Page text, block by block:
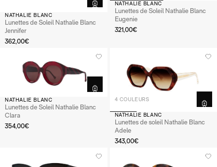
NATHALIE BLANC
Lunettes de Soleil Nathalie Blanc
Jennifer
362,00€
NATHALIE BLANC
Lunettes de Soleil Nathalie Blanc
Eugenie
321,00€
NATHALIE BLANC
Lunettes de Soleil Nathalie Blanc
Clara
354,00€
4 COULEURS
NATHALIE BLANC
Lunettes de soleil Nathalie Blanc
Adele
343,00€